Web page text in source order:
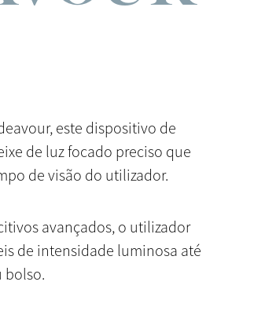
este dispositivo de
de luz focado preciso que
de visão do utilizador.
avançados, o utilizador
de intensidade luminosa até
bolso.